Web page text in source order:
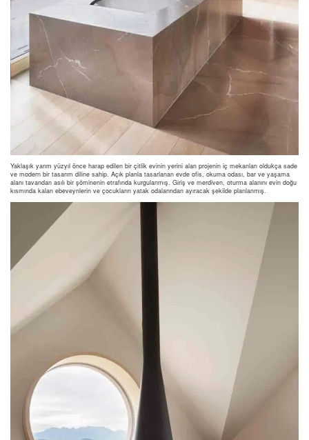
Yaklaşık yarım yüzyıl önce harap edilen bir çitlik evinin yerini alan projenin iç mekanları oldukça sade
ve modern bir tasarım diline sahip. Açık planla tasarlanan evde ofis, okuma odası, bar ve yaşama
alanı tavandan asılı bir şöminenin etrafında kurgulanmış. Giriş ve merdiven, oturma alanını evin doğu
kısmında kalan ebeveynlerin ve çocukların yatak odalarından ayıracak şekilde planlanmış.